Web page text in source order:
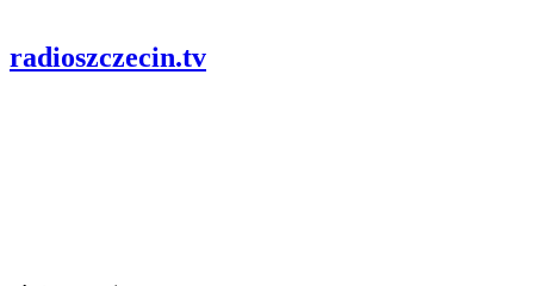
radioszczecin.tv